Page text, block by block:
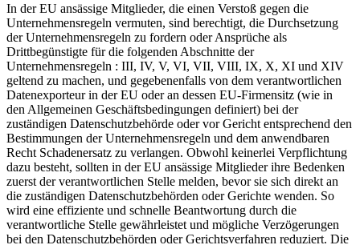
In der EU ansässige Mitglieder, die einen Verstoß gegen die
Unternehmensregeln vermuten, sind berechtigt, die Durchsetzung
der Unternehmensregeln zu fordern oder Ansprüche als
Drittbegünstigte für die folgenden Abschnitte der
Unternehmensregeln : III, IV, V, VI, VII, VIII, IX, X, XI und XIV
geltend zu machen, und gegebenenfalls von dem verantwortlichen
Datenexporteur in der EU oder an dessen EU-Firmensitz (wie in
den Allgemeinen Geschäftsbedingungen definiert) bei der
zuständigen Datenschutzbehörde oder vor Gericht entsprechend den
Bestimmungen der Unternehmensregeln und dem anwendbaren
Recht Schadenersatz zu verlangen. Obwohl keinerlei Verpflichtung
dazu besteht, sollten in der EU ansässige Mitglieder ihre Bedenken
zuerst der verantwortlichen Stelle melden, bevor sie sich direkt an
die zuständigen Datenschutzbehörden oder Gerichte wenden. So
wird eine effiziente und schnelle Beantwortung durch die
verantwortliche Stelle gewährleistet und mögliche Verzögerungen
bei den Datenschutzbehörden oder Gerichtsverfahren reduziert. Die